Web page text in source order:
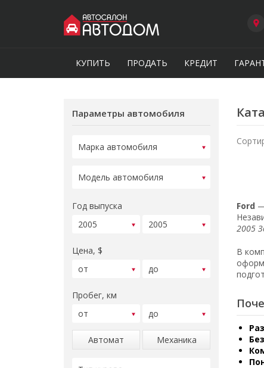
КУПИТЬ ПРОДАТЬ КРЕДИТ
Параметры автомобиля
Год выпуска
Цена, $
Пробег, км
Автомат Механика
Ford
2005
В